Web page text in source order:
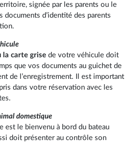
signée par les parents ou le
documents d’identité des parents
la carte grise de votre véhicule doit
que vos documents au guichet de
de l’enregistrement. Il est important
dans votre réservation avec les
domestique
est le bienvenu à bord du bateau
doit présenter au contrôle son